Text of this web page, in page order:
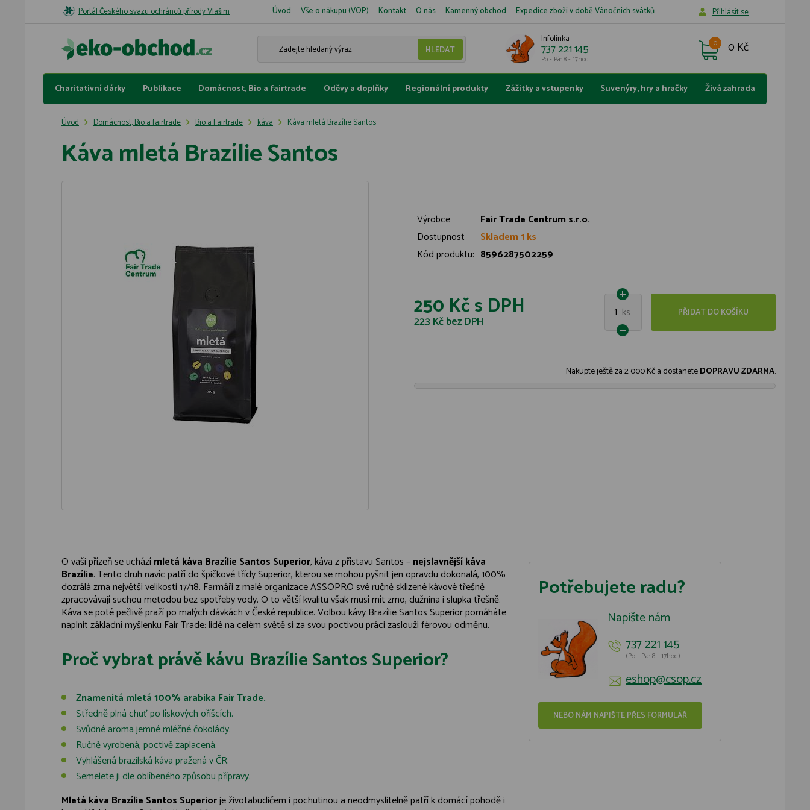
Portál Českého svazu ochránců přírody Vlašim Úvod Vše o nákupu (VOP) Kontakt O nás Kamenný obchod Expedice zboží v době Vánočních svátků Příhlásit se
Infolinka
737 221 145
Po - Pá: 8 - 17hod
0 Kč
0
Charitativní dárky Publikace Domácnost, Bio a fairtrade Oděvy a doplňky Regionální produkty Zážitky a vstupenky Suvenýry, hry a hračky Živá zahrada
Úvod Domácnost, Bio a fairtrade Bio a Fairtrade káva Káva mletá Brazílie Santos
Káva mletá Brazílie Santos
Výrobce
Fair Trade Centrum s.r.o.
Dostupnost
Skladem 1 ks
Kód produktu: 8596287502259
250 Kčs DPH
223 Kčbez DPH
1 ks PŘIDAT DO KOŠÍKU
Nakupte ještě za2 000 Kča dostaneteDOPRAVU ZDARMA.
O vaši přízeň se ucházímletá káva Brazílie Santos Superior, káva z přístavu Santos –nejslavnější káva
Brazílie. Tento druh navíc patří do špičkové třídy Superior, kterou se mohou pyšnit jen opravdu dokonalá, 100%
dozrálá zrna největší velikosti 17/18. Farmáři z malé organizace ASSOPRO své ručně sklizené kávové třešně
zpracovávají suchou metodou bez spotřeby vody. O to větší kvalitu však musí mít zrno, dužnina i slupka třešně.
Káva se poté pečlivě praží po malých dávkách v České republice. Volbou kávy Brazílie Santos Superior pomáháte
naplnit základní myšlenku Fair Trade: lidé na celém světě si za svou poctivou práci zaslouží férovou odměnu.
Proč vybrat právě kávu Brazílie Santos Superior?
Znamenitá mletá 100% arabika Fair Trade.
Středně plná chuť po lískových oříšcích.
Svůdné aroma jemné mléčné čokolády.
Ručně vyrobená, poctivě zaplacená.
Vyhlášená brazilská káva pražená v ČR.
Semelete ji dle oblíbeného způsobu přípravy.
Mletá káva Brazílie Santos Superiorje životabudičem i pochutinou a neodmyslitelně patří k domácí pohodě i
Potřebujete radu?
Napište nám
737 221 145
(Po - Pá: 8 - 17hod)
eshop@csop.cz
NEBO NÁM NAPIŠTE PŘES FORMULÁŘ